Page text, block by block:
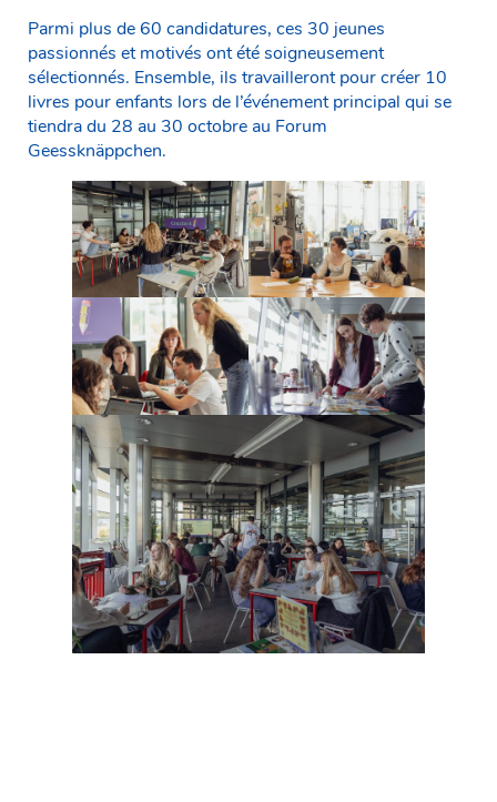
Parmi plus de 60 candidatures, ces 30 jeunes
passionnés et motivés ont été soigneusement
sélectionnés. Ensemble, ils travailleront pour créer 10
livres pour enfants lors de l’événement principal qui se
tiendra du 28 au 30 octobre au Forum
Geessknäppchen.